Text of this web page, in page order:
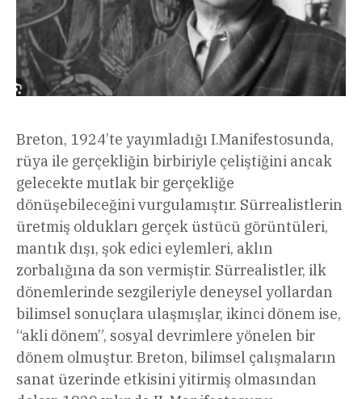
Breton, 1924’te yayımladığı I.Manifestosunda,
rüya ile gerçekliğin birbiriyle çeliştiğini ancak
gelecekte mutlak bir gerçekliğe
dönüşebileceğini vurgulamıştır. Sürrealistlerin
üretmiş oldukları gerçek üstücü görüntüleri,
mantık dışı, şok edici eylemleri, aklın
zorbalığına da son vermiştir. Sürrealistler, ilk
dönemlerinde sezgileriyle deneysel yollardan
bilimsel sonuçlara ulaşmışlar, ikinci dönem ise,
“akli dönem”, sosyal devrimlere yönelen bir
dönem olmuştur. Breton, bilimsel çalışmaların
sanat üzerinde etkisini yitirmiş olmasından